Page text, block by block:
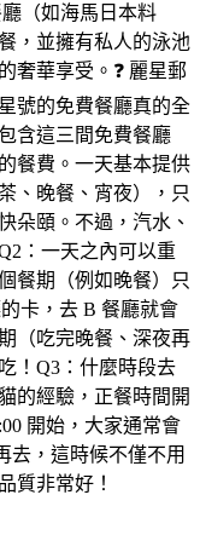
（如海馬日本料
，並擁有私人的泳池
奢華享受。❓ 麗星郵
號的免費餐廳真的全
含這三間免費餐廳
餐費。一天基本提供
、晚餐、宵夜），只
朵頤。不過，汽水、
：一天之內可以重
餐期（例如晚餐）只
卡，去 B 餐廳就會
（吃完晚餐、深夜再
！Q3：什麼時段去
的經驗，正餐時間開
開始，大家通常會
去，這時候不僅不用
質非常好！